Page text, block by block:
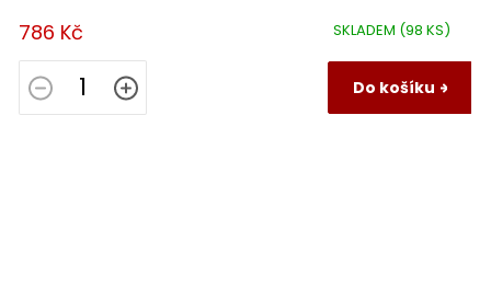
SKLADEM (98 KS)
786 Kč
Do košíku